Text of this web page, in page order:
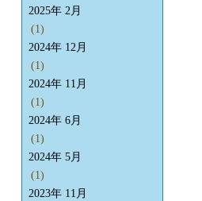
2025年 2月
(1)
2024年 12月
(1)
2024年 11月
(1)
2024年 6月
(1)
2024年 5月
(1)
2023年 11月